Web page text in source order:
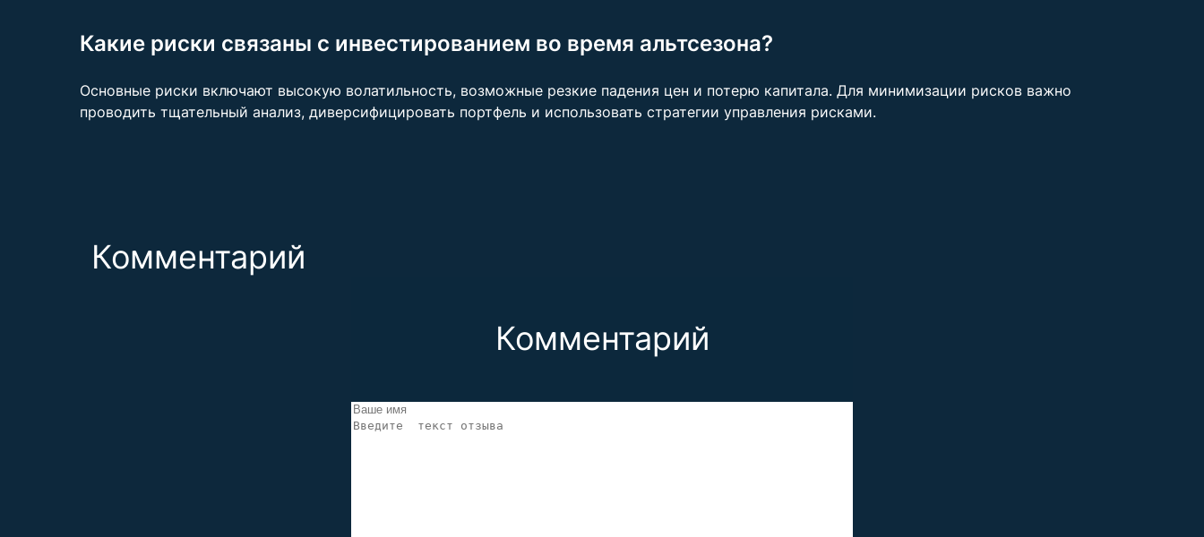
Какие риски связаны с инвестированием во время альтсезона?
Основные риски включают высокую волатильность, возможные резкие падения цен и потерю капитала. Для минимизации рисков важно
проводить тщательный анализ, диверсифицировать портфель и использовать стратегии управления рисками.
Комментарий
Комментарий